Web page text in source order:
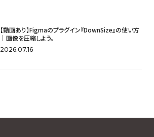
【動画あり】Figmaのプラグイン『DownSize』の使い方
｜画像を圧縮しよう。
2026.07.16